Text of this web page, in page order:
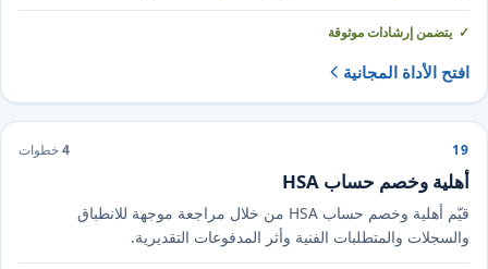
يتضمن إرشادات موثوقة
افتح الأداة المجانية
19
4خطوات
أهلية وخصم حساب HSA
قيّم أهلية وخصم حساب HSA من خلال مراجعة موجهة للانطباق
والسجلات والمتطلبات الفنية وأثر المدفوعات التقديرية.